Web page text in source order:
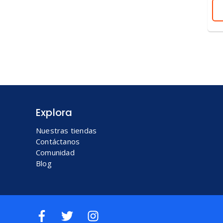
Explora
Nuestras tiendas
Contáctanos
Comunidad
Blog